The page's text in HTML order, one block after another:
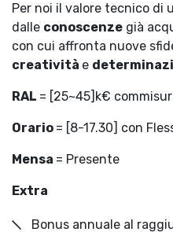
Per noi il valore tecnico di
dalle conoscenze già
con cui affronta nuove
creatività e
RAL = [25~45]k€
Orario = [8-17.30] con
Mensa = Presente
Extra
Bonus annuale al